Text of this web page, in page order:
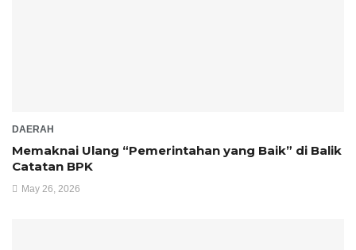
DAERAH
Memaknai Ulang “Pemerintahan yang Baik” di Balik
Catatan BPK
May 26, 2026